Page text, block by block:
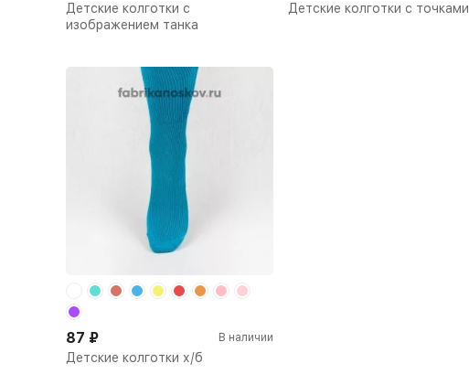
Детские колготки с
изображением танка
Детские колготки с точками
Детские колготки х/б
87 ₽ В наличии